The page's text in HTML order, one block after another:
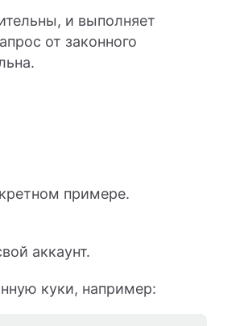
и выполняет
от законного
примере.
аккаунт.
куки, например: